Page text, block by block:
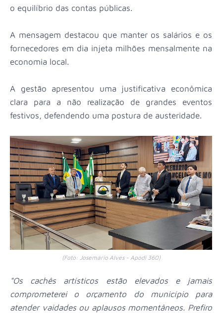
o equilíbrio das contas públicas.
A mensagem destacou que manter os salários e os
fornecedores em dia injeta milhões mensalmente na
economia local.
A gestão apresentou uma justificativa econômica
clara para a não realização de grandes eventos
festivos, defendendo uma postura de austeridade.
(Foto: Josemário Alves - Apodi 360)
"Os cachês artísticos estão elevados e jamais
comprometerei o orçamento do município para
atender vaidades ou aplausos momentâneos. Prefiro